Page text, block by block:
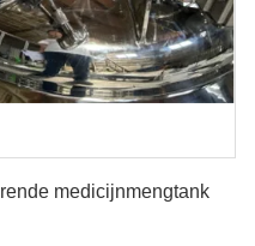
medicijnmengtank